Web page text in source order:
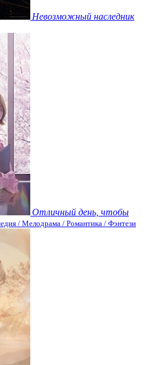
Невозможный наследник
Отличный день, чтобы
/ Мелодрама / Романтика / Фэнтези